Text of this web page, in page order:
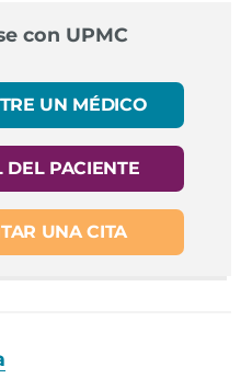
con UPMC
UN MÉDICO
DEL PACIENTE
UNA CITA